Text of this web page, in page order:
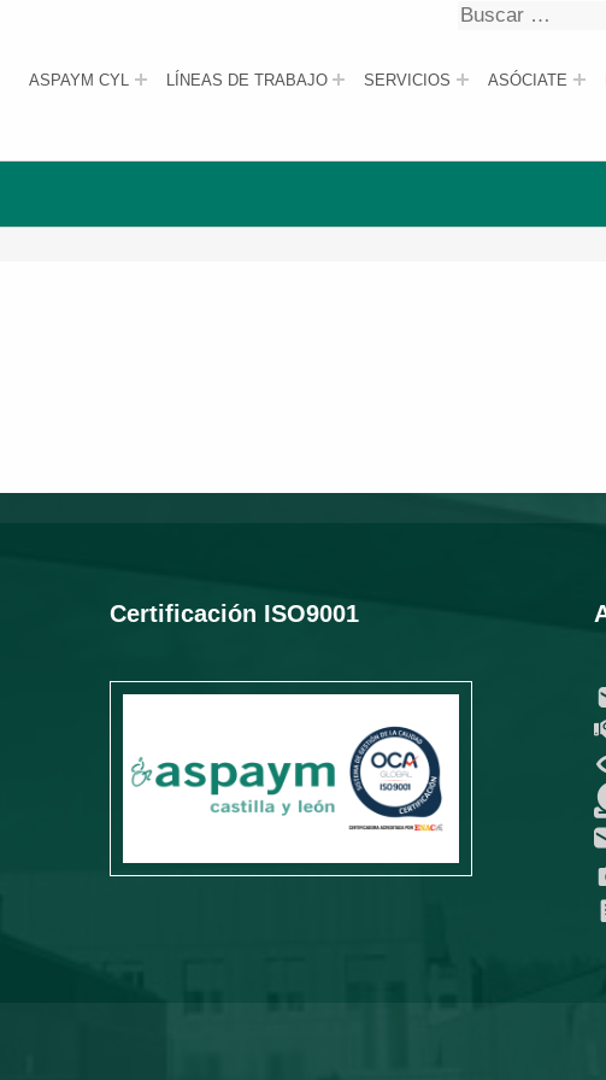
ASPAYM CYL LÍNEAS DE TRABAJO SERVICIOS ASÓCIATE
Buscar
Certificación ISO9001